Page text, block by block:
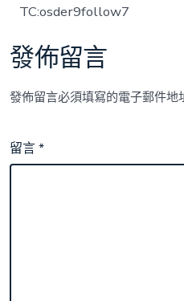
TC:osder9follow7
發佈留言
發佈留言必須填寫的電子郵件地
留言*